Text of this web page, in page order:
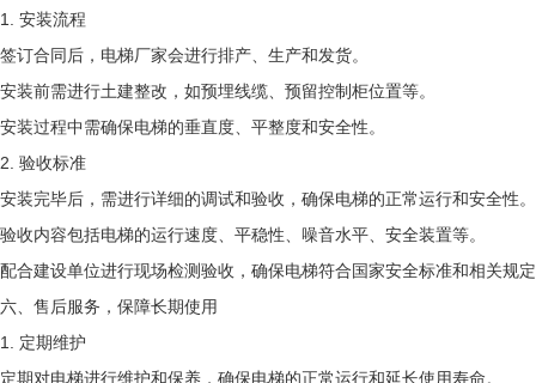
1. 安装流程
签订合同后，电梯厂家会进行排产、生产和发货。
安装前需进行土建整改，如预埋线缆、预留控制柜位置等。
安装过程中需确保电梯的垂直度、平整度和安全性。
2. 验收标准
安装完毕后，需进行详细的调试和验收，确保电梯的正常运行和安全性。
验收内容包括电梯的运行速度、平稳性、噪音水平、安全装置等。
配合建设单位进行现场检测验收，确保电梯符合国家安全标准和相关规
六、售后服务，保障长期使用
1. 定期维护
定期对电梯进行维护和保养，确保电梯的正常运行和延长使用寿命。